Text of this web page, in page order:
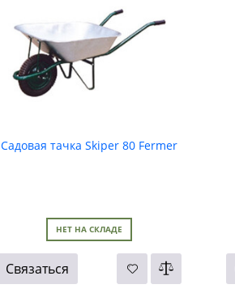
Садовая тачка Skiper 80 Fermer
НЕТ НА СКЛАДЕ
Связаться